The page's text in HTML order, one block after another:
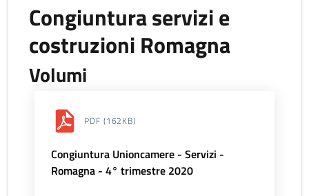
Congiuntura servizi e
costruzioni Romagna
Volumi
PDF (162KB)
Congiuntura Unioncamere - Servizi -
Romagna - 4° trimestre 2020